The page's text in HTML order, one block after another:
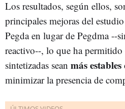
Los resultados, según ellos,
principales mejoras del
Pegda en lugar de Pegdma --
reactivo--, lo que ha permitido
sintetizadas sean más
minimizar la presencia de